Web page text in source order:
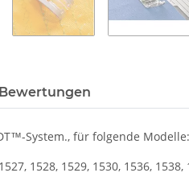
System., für folgende Modelle:
1528, 1529, 1530, 1536,